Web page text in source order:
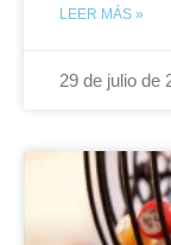
LEER MÁS »
29 de julio de